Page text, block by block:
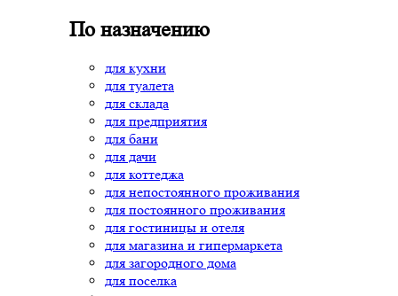
По назначению
для кухни
для туалета
для склада
для предприятия
для бани
для дачи
для коттеджа
для непостоянного проживания
для постоянного проживания
для гостиницы и отеля
для магазина и гипермаркета
для загородного дома
для поселка